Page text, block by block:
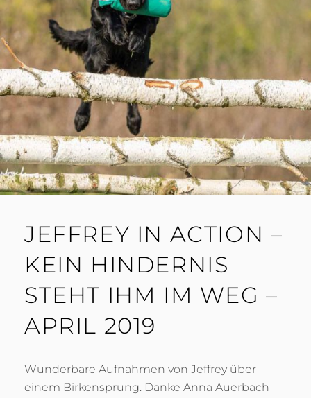
JEFFREY IN ACTION –
KEIN HINDERNIS
STEHT IHM IM WEG –
APRIL 2019
Wunderbare Aufnahmen von Jeffrey über
einem Birkensprung. Danke Anna Auerbach